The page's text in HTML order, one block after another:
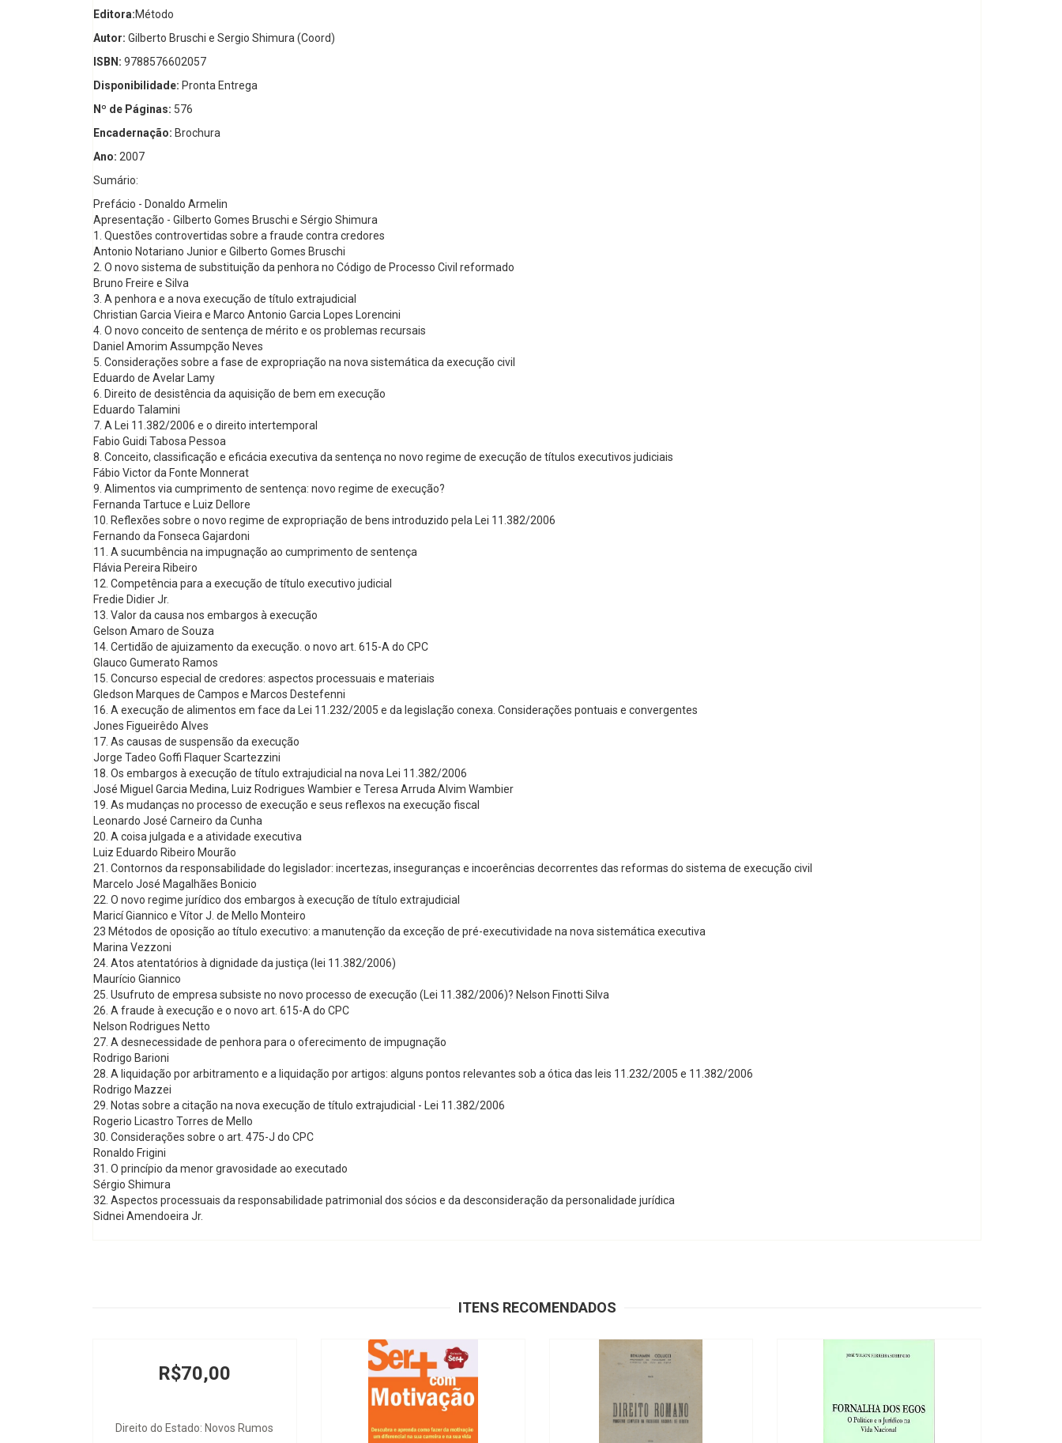
Editora:Método
Autor: Gilberto Bruschi e Sergio Shimura (Coord)
ISBN: 9788576602057
Disponibilidade: Pronta Entrega
Nº de Páginas: 576
Encadernação: Brochura
Ano: 2007
Sumário:
Prefácio - Donaldo Armelin
Apresentação - Gilberto Gomes Bruschi e Sérgio Shimura
1. Questões controvertidas sobre a fraude contra credores
Antonio Notariano Junior e Gilberto Gomes Bruschi
2. O novo sistema de substituição da penhora no Código de Processo Civil reformado
Bruno Freire e Silva
3. A penhora e a nova execução de título extrajudicial
Christian Garcia Vieira e Marco Antonio Garcia Lopes Lorencini
4. O novo conceito de sentença de mérito e os problemas recursais
Daniel Amorim Assumpção Neves
5. Considerações sobre a fase de expropriação na nova sistemática da execução civil
Eduardo de Avelar Lamy
6. Direito de desistência da aquisição de bem em execução
Eduardo Talamini
7. A Lei 11.382/2006 e o direito intertemporal
Fabio Guidi Tabosa Pessoa
8. Conceito, classificação e eficácia executiva da sentença no novo regime de execução de títulos executivos judiciais
Fábio Victor da Fonte Monnerat
9. Alimentos via cumprimento de sentença: novo regime de execução?
Fernanda Tartuce e Luiz Dellore
10. Reflexões sobre o novo regime de expropriação de bens introduzido pela Lei 11.382/2006
Fernando da Fonseca Gajardoni
11. A sucumbência na impugnação ao cumprimento de sentença
Flávia Pereira Ribeiro
12. Competência para a execução de título executivo judicial
Fredie Didier Jr.
13. Valor da causa nos embargos à execução
Gelson Amaro de Souza
14. Certidão de ajuizamento da execução. o novo art. 615-A do CPC
Glauco Gumerato Ramos
15. Concurso especial de credores: aspectos processuais e materiais
Gledson Marques de Campos e Marcos Destefenni
16. A execução de alimentos em face da Lei 11.232/2005 e da legislação conexa. Considerações pontuais e convergentes
Jones Figueirêdo Alves
17. As causas de suspensão da execução
Jorge Tadeo Goffi Flaquer Scartezzini
18. Os embargos à execução de título extrajudicial na nova Lei 11.382/2006
José Miguel Garcia Medina, Luiz Rodrigues Wambier e Teresa Arruda Alvim Wambier
19. As mudanças no processo de execução e seus reflexos na execução fiscal
Leonardo José Carneiro da Cunha
20. A coisa julgada e a atividade executiva
Luiz Eduardo Ribeiro Mourão
21. Contornos da responsabilidade do legislador: incertezas, inseguranças e incoerências decorrentes das reformas do sistema de execução civil
Marcelo José Magalhães Bonicio
22. O novo regime jurídico dos embargos à execução de título extrajudicial
Maricí Giannico e Vítor J. de Mello Monteiro
23 Métodos de oposição ao título executivo: a manutenção da exceção de pré-executividade na nova sistemática executiva
Marina Vezzoni
24. Atos atentatórios à dignidade da justiça (lei 11.382/2006)
Maurício Giannico
25. Usufruto de empresa subsiste no novo processo de execução (Lei 11.382/2006)? Nelson Finotti Silva
26. A fraude à execução e o novo art. 615-A do CPC
Nelson Rodrigues Netto
27. A desnecessidade de penhora para o oferecimento de impugnação
Rodrigo Barioni
28. A liquidação por arbitramento e a liquidação por artigos: alguns pontos relevantes sob a ótica das leis 11.232/2005 e 11.382/2006
Rodrigo Mazzei
29. Notas sobre a citação na nova execução de título extrajudicial - Lei 11.382/2006
Rogerio Licastro Torres de Mello
30. Considerações sobre o art. 475-J do CPC
Ronaldo Frigini
31. O princípio da menor gravosidade ao executado
Sérgio Shimura
32. Aspectos processuais da responsabilidade patrimonial dos sócios e da desconsideração da personalidade jurídica
Sidnei Amendoeira Jr.
ITENS RECOMENDADOS